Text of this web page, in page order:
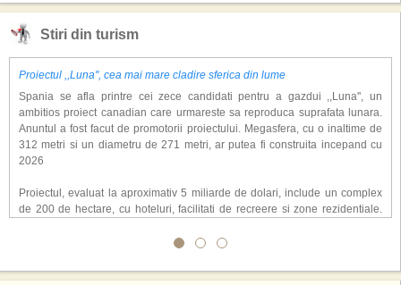
Stiri din turism
Proiectul ,,Luna'', cea mai mare cladire sferica din lume
Spania se afla printre cei zece candidati pentru a gazdui ,,Luna'', un
ambitios proiect canadian care urmareste sa reproduca suprafata lunara.
Anuntul a fost facut de promotorii proiectului. Megasfera, cu o inaltime de
312 metri si un diametru de 271 metri, ar putea fi construita incepand cu
2026
Proiectul, evaluat la aproximativ 5 miliarde de dolari, include un complex
de 200 de hectare, cu hoteluri, facilitati de recreere si zone rezidentiale.
atragerea a pana la 10 milioane de turisti anual. �Luna� ar putea deveni
exclusiv simularea suprafetei lunare.